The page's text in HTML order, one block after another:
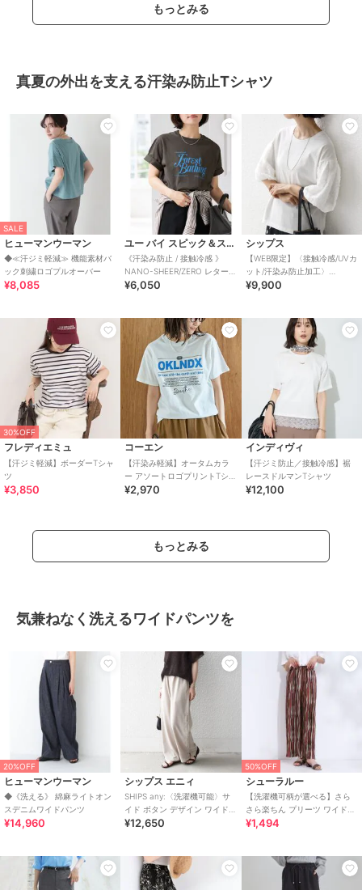
もっとみる
真夏の外出を支える汗染み防止Tシャツ
SALE
ヒューマンウーマン
◆≪汗ジミ軽減≫ 機能素材バ
ック刺繍ロゴプルオーバー
¥8,085
ユー バイ スピック＆スパン
《汗染み防止 / 接触冷感 》
NANO-SHEER/ZERO レターロ
ゴTEE
¥6,050
シップス
【WEB限定】〈接触冷感/UVカ
ット/汗染み防止加工〉
FUNCTION 袖 レース プルオ
¥9,900
30%OFF
フレディエミュ
【汗ジミ軽減】ボーダーTシャ
ツ
¥3,850
コーエン
【汗染み軽減】オータムカラ
ー アソートロゴプリントTシャ
ツ
¥2,970
インディヴィ
【汗ジミ防止／接触冷感】裾
レースドルマンTシャツ
¥12,100
もっとみる
気兼ねなく洗えるワイドパンツを
20%OFF
ヒューマンウーマン
◆《洗える》 綿麻ライトオン
スデニムワイドパンツ
¥14,960
シップス エニィ
SHIPS any:〈洗濯機可能〉サ
イド ボタン デザイン ワイド
イージー パンツ
¥12,650
50%OFF
シューラルー
【洗濯機可柄が選べる】さら
さら楽ちん プリーツ ワイドパ
ンツ
¥1,494